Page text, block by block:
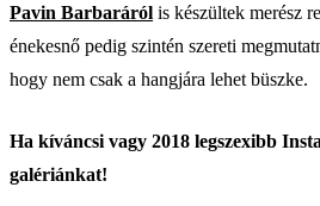
Pavin Barbaráról is készültek merész
énekesnő pedig szintén szereti
hogy nem csak a hangjára lehet büszke.
Ha kíváncsi vagy 2018 legszexibb
galériánkat!